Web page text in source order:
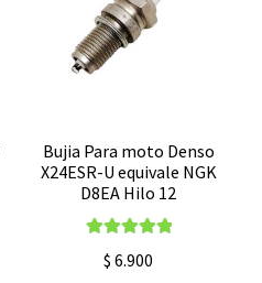
Bujia Para moto Denso
X24ESR-U equivale NGK
D8EA Hilo 12
5.00
$ 6.900